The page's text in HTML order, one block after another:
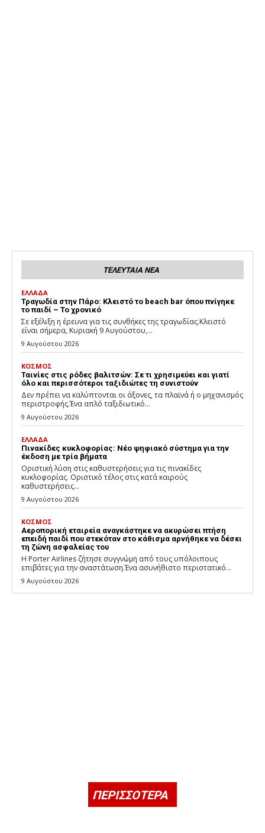
ΤΕΛΕΥΤΑΙΑ ΝΕΑ
ΕΛΛΑΔΑ
Τραγωδία στην Πάρο: Κλειστό το beach bar όπου πνίγηκε
το παιδί – Το χρονικό
Σε εξέλιξη η έρευνα για τις συνθήκες της τραγωδίας.Κλειστό
είναι σήμερα, Κυριακή 9 Αυγούστου,...
9 Αυγούστου 2026
ΚΟΣΜΟΣ
Ταινίες στις ρόδες βαλιτσών: Σε τι χρησιμεύει και γιατί
όλο και περισσότεροι ταξιδιώτες τη συνιστούν
Δεν πρέπει να καλύπτονται οι άξονες, τα πλαϊνά ή ο μηχανισμός
περιστροφής.Ένα απλό ταξιδιωτικό...
9 Αυγούστου 2026
ΕΛΛΑΔΑ
Πινακίδες κυκλοφορίας: Νέο ψηφιακό σύστημα για την
έκδοση με τρία βήματα
Οριστική λύση στις καθυστερήσεις για τις πινακίδες
κυκλοφορίας. Οριστικό τέλος στις κατά καιρούς
καθυστερήσεις...
9 Αυγούστου 2026
ΚΟΣΜΟΣ
Αεροπορική εταιρεία αναγκάστηκε να ακυρώσει πτήση
επειδή παιδί που στεκόταν στο κάθισμα αρνήθηκε να δέσει
τη ζώνη ασφαλείας του
Η Porter Airlines ζήτησε συγγνώμη από τους υπόλοιπους
επιβάτες για την αναστάτωση.Ένα ασυνήθιστο περιστατικό...
9 Αυγούστου 2026
ΠΕΡΙΣΣΟΤΕΡΑ